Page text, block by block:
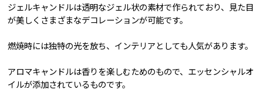
ジェルキャンドルは透明なジェル状の素材で作られており、見た目
が美しくさまざまなデコレーションが可能です。
燃焼時には独特の光を放ち、インテリアとしても人気があります。
アロマキャンドルは香りを楽しむためのもので、エッセンシャルオ
イルが添加されているものです。